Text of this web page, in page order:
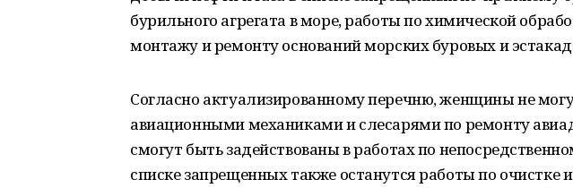
бурильного агрегата в море, работы по химической
монтажу и ремонту оснований морских буровых и
Согласно актуализированному перечню, женщины не
авиационными механиками и слесарями по ремонту
смогут быть задействованы в работах по
списке запрещенных также останутся работы по очистке